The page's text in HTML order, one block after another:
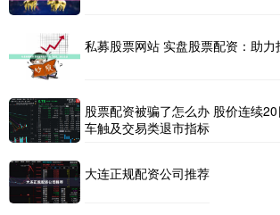
私募股票网站 实盘股票配资：助力
股票配资被骗了怎么办 股价连续
车触及交易类退市指标
大连正规配资公司推荐